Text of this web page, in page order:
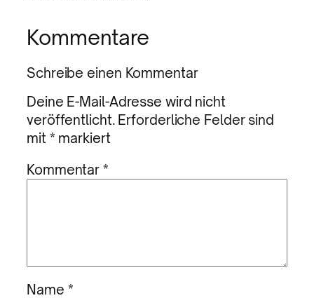
Kommentare
Schreibe einen Kommentar
Deine E-Mail-Adresse wird nicht
veröffentlicht. Erforderliche Felder sind
mit * markiert
Kommentar*
Name *